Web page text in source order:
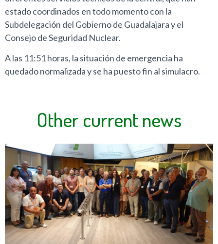
estado coordinados en todo momento con la
Subdelegación del Gobierno de Guadalajara y el
Consejo de Seguridad Nuclear.
A las 11:51 horas, la situación de emergencia ha
quedado normalizada y se ha puesto fin al simulacro.
Other current news